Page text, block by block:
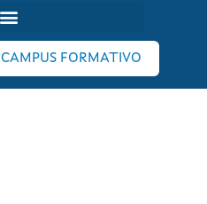
CAMPUS FORMATIVO